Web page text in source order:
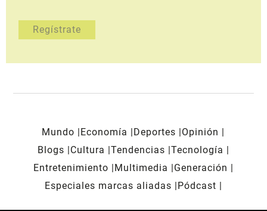
Mundo Economía Deportes
Opinión
Blogs
Cultura Tendencias Tecnología
Entretenimiento
Multimedia
Generación
Especiales marcas aliadas
Pódcast